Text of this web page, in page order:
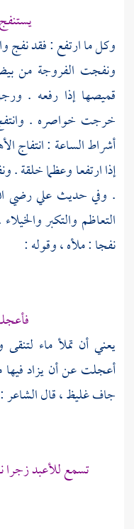
وكل ما ارتفع : فقد نفج
ونفجت الفروجة من
قميصها إذا رفعه .
خرجت خواصره .
أشراط الساعة : انتفاج
إذا ارتفعا وعظما خلقة
. وفي حديث عليرضي
التعاظم والتكبر
نفجا : ملأه ، وقوله :
يعني أن تملأ ماء
أعجلت عن أن يزاد
جاف غليظ ، قال الشاعر :
تسمع للأعبد زجرا